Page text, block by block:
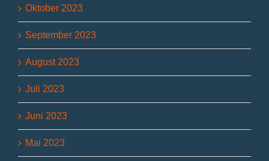
Oktober 2023
September 2023
August 2023
Juli 2023
Juni 2023
Mai 2023